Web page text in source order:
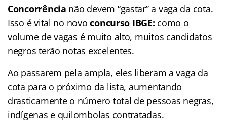
Concorrência não devem “gastar” a vaga da cota.
Isso é vital no novo concurso IBGE: como o
volume de vagas é muito alto, muitos candidatos
negros terão notas excelentes.
Ao passarem pela ampla, eles liberam a vaga da
cota para o próximo da lista, aumentando
drasticamente o número total de pessoas negras,
indígenas e quilombolas contratadas.